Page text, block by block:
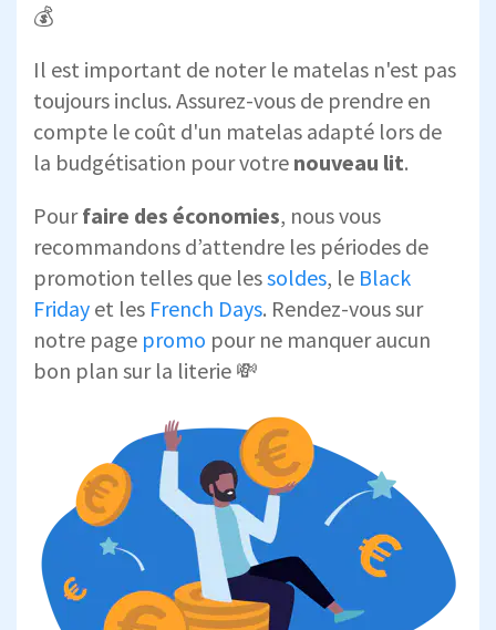
💰
Il est important de noter le matelas n'est pas
toujours inclus. Assurez-vous de prendre en
compte le coût d'un matelas adapté lors de
la budgétisation pour votre nouveau lit.
Pourfaire des économies, nous vous
recommandons d’attendre les périodes de
promotion telles que lessoldes, le Black
Friday et les French Days. Rendez-vous sur
notre page promo pour ne manquer aucun
bon plan sur la literie 💸